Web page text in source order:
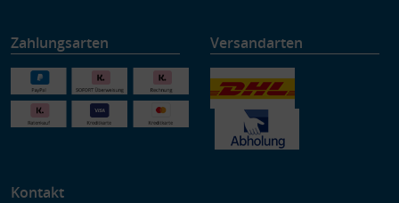
Zahlungsarten Versandarten
Kontakt